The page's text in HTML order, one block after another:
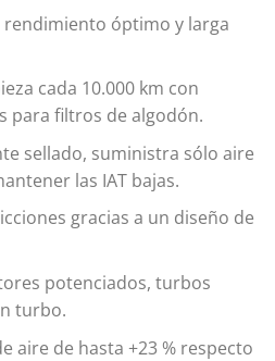
óptimo y larga
cada 10.000 km con
para filtros de algodón.
sellado, suministra sólo aire
las IAT bajas.
gracias a un diseño de
potenciados, turbos
turbo.
aire de hasta +23 % respecto